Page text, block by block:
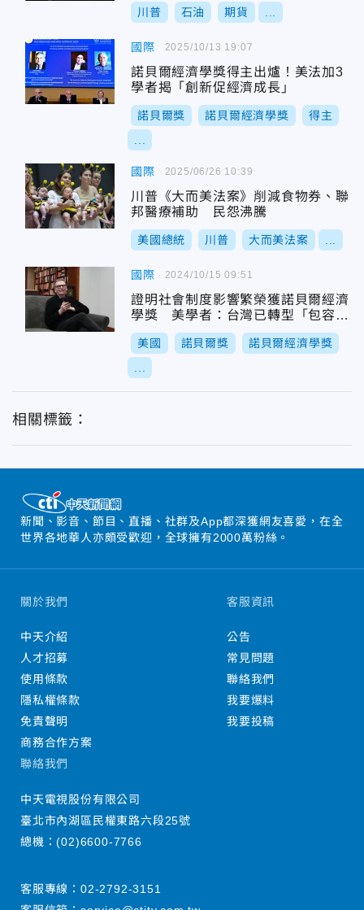
川普 石油 期貨
國際
諾貝爾經濟學獎得主出爐！美法加3
學者揭「創新促經濟成長」
諾貝爾獎 諾貝爾經濟學獎 得主
2025/10/13 19:07
國際
川普《大而美法案》削減食物券、聯
邦醫療補助 民怨沸騰
美國總統 川普 大而美法案
2025/06/26 10:39
國際
證明社會制度影響繁榮獲諾貝爾經濟
學獎 美學者：台灣已轉型「包容社
會」
美國 諾貝爾獎 諾貝爾經濟學獎
2024/10/15 09:51
相關標籤：
新聞、影音、節目、直播、社群及App都深獲網友喜愛，在全
世界各地華人亦頗受歡迎，全球擁有2000萬粉絲。
關於我們
中天介紹
人才招募
使用條款
隱私權條款
免責聲明
商務合作方案
客服資訊
公告
常見問題
聯絡我們
我要爆料
我要投稿
聯絡我們
中天電視股份有限公司
臺北市內湖區民權東路六段25號
總機：(02)6600-7766
客服專線： 02-2792-3151